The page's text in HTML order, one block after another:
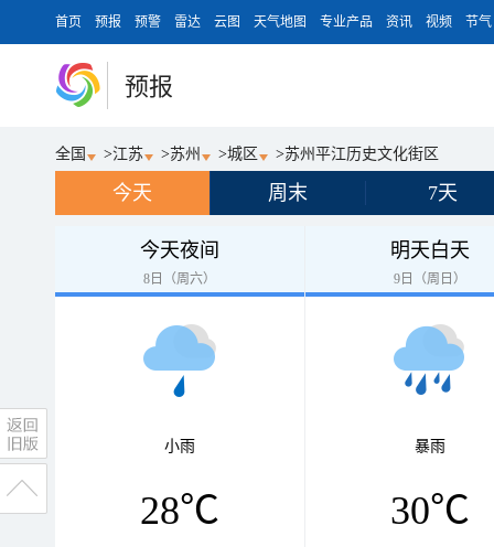
首页 预报 预警 雷达 云图 天气地图 专业产品 资讯 视频 节气
预报
全国 >江苏 >苏州 >城区 >苏州平江历史文化街区
今天 周末 7天
今天夜间
8日（周六）
小雨
28℃
明天白天
9日（周日）
暴雨
30℃